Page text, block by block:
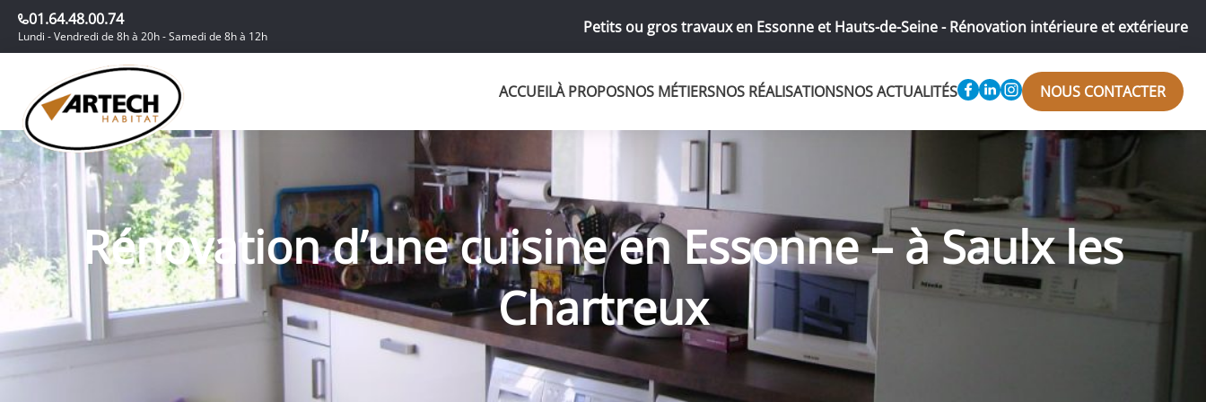
01.64.48.00.74
Lundi - Vendredi de 8h à 20h - Samedi de 8h à 12h Petits ou gros travaux en Essonne et Hauts-de-Seine - Rénovation intérieure et extérieure
ACCUEILÀ PROPOSNOS MÉTIERSNOS RÉALISATIONSNOS ACTUALITÉS NOUS CONTACTER
Rénovation d’une cuisine en Essonne – à Saulx les
Chartreux